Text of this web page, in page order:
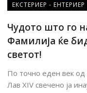
ЕКСТЕРИЕР - ЕНТЕРИЕР
Чудото што го
Фамилија ќе
светот!
По точно еден век од
Лав XIV свечено ја